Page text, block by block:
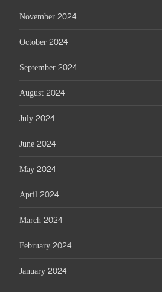
November 2024
October 2024
September 2024
August 2024
July 2024
June 2024
May 2024
April 2024
March 2024
February 2024
January 2024